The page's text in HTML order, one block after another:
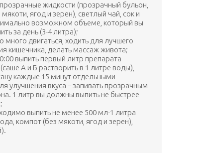
жидкости (прозрачный бульон,
ягод и зерен), светлый чай, сок и
возможном объеме, который вы
за день (3-4 литра);
много двигаться, ходить для лучшего
кишечника, делать массаж живота;
выпить первый литр препарата
А и Б растворить в 1 литре воды),
каждые 15 минут отдельными
улучшения вкуса – запивать прозрачным
1 литр вы должны выпить не быстрее
выпить не менее 500 мл-1 литра
компот (без мякоти, ягод и зерен),